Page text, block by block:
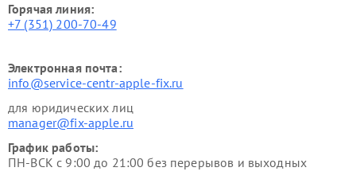
Горячая линия:
+7 (351) 200-70-49
Электронная почта:
info@service-centr-apple-fix.ru
для юридических лиц
manager@fix-apple.ru
График работы:
ПН-ВСК с 9:00 до 21:00 без перерывов и выходных